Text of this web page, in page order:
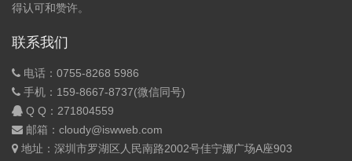
得认可和赞许。
联系我们
电话：0755-8268 5986
手机：159-8667-8737(微信同号)
Q Q： 271804559
邮箱：cloudy@iswweb.com
地址：深圳市罗湖区人民南路2002号佳宁娜广场A座903